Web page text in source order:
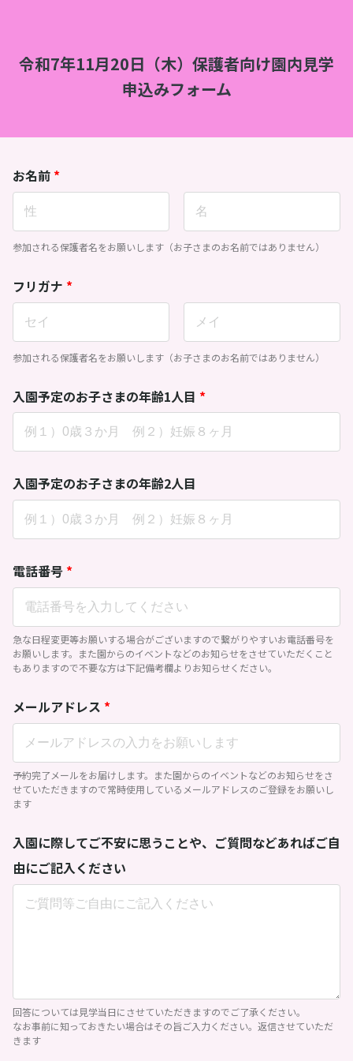
令和7年11月20日（木）保護者向け園内見学
申込みフォーム
お名前 *
参加される保護者名をお願いします（お子さまのお名前ではありません）
フリガナ *
参加される保護者名をお願いします（お子さまのお名前ではありません）
入園予定のお子さまの年齢1人目 *
入園予定のお子さまの年齢2人目
電話番号 *
急な日程変更等お願いする場合がございますので繋がりやすいお電話番号を
お願いします。また園からのイベントなどのお知らせをさせていただくこと
もありますので不要な方は下記備考欄よりお知らせください。
メールアドレス *
予約完了メールをお届けします。また園からのイベントなどのお知らせをさ
せていただきますので常時使用しているメールアドレスのご登録をお願いし
ます
入園に際してご不安に思うことや、ご質問などあればご自
由にご記入ください
回答については見学当日にさせていただきますのでご了承ください。
なお事前に知っておきたい場合はその旨ご入力ください。返信させていただ
きます